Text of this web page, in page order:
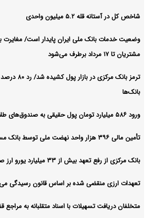
شاخص کل در آستانه قله ۵.۲ میلیون واحدی
وضعیت خدمات بانک ملی ایران پایدار است/ مغایرت‌
مشتریان تا ۱۷ مرداد برطرف می‌شود
ترمز بانک
بانک‌ها
ورود ۵۸۶ میلیارد تومان پول حقیقی به صندوق‌های طلا
تأمین مالی ۳۹۶ هزار واحد نهضت ملی توسط بانک مسکن
بانک مرکزی از رفع تعهد بیش از ۳۳ میلیارد یورو ارز صادراتی خبر داد
تعهدات ارزی منقضی شده بر اساس قانون رسیدگی
متخلفان دریافت تسهیلات با اسناد متقلبانه به